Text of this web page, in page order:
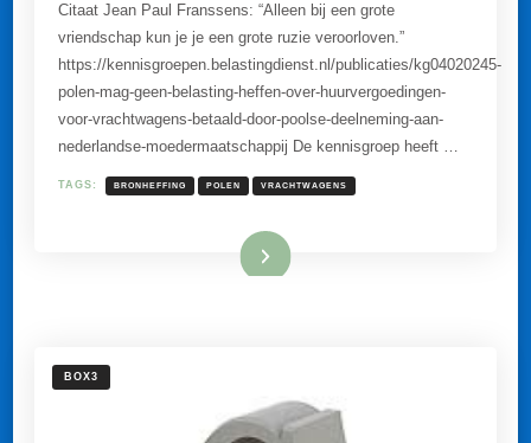
GEEN
BRONHEFFING
HUURVERGOEDINGEN
VRACHTWAGENS
EEN
POOLSE
AAN
EEN
Citaat Jean Paul Franssens: “Alleen bij een grote
vriendschap kun je je een grote ruzie veroorloven.”
https://kennisgroepen.belastingdienst.nl/publicaties/kg04020245-
polen-mag-geen-belasting-heffen-over-huurvergoedingen-
voor-vrachtwagens-betaald-door-poolse-deelneming-aan-
nederlandse-moedermaatschappij De kennisgroep heeft …
TAGS: BRONHEFFING POLEN VRACHTWAGENS
Lees meer
BOX3